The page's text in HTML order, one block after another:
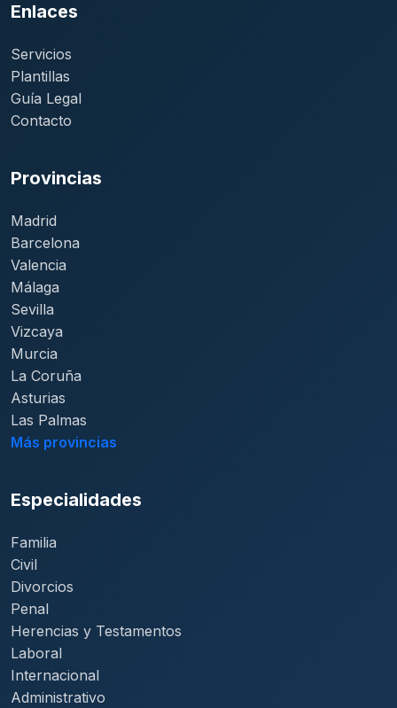
Enlaces
Servicios
Plantillas
Guía Legal
Contacto
Provincias
Madrid
Barcelona
Valencia
Málaga
Sevilla
Vizcaya
Murcia
La Coruña
Asturias
Las Palmas
Más provincias
Especialidades
Familia
Civil
Divorcios
Penal
Herencias y Testamentos
Laboral
Internacional
Administrativo